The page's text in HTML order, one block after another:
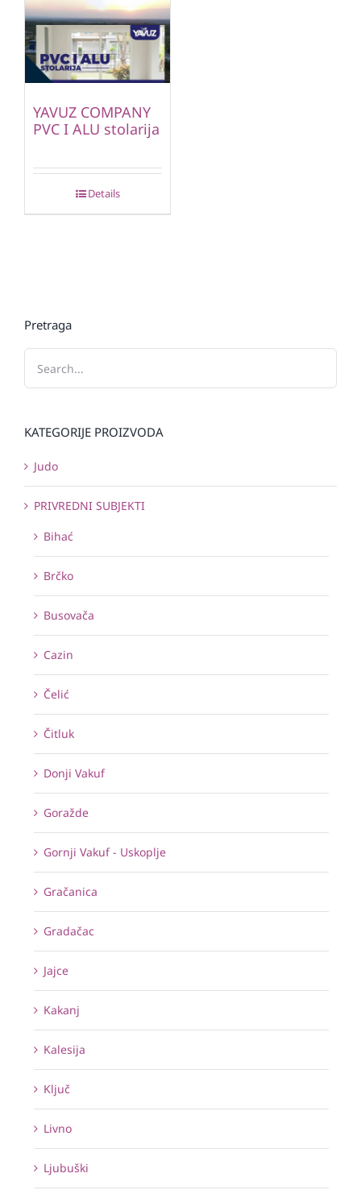
YAVUZ COMPANY
PVC I ALU stolarija
Details
Pretraga
KATEGORIJE PROIZVODA
Judo
PRIVREDNI SUBJEKTI
Bihać
Brčko
Busovača
Cazin
Čelić
Čitluk
Donji Vakuf
Goražde
Gornji Vakuf - Uskoplje
Gračanica
Gradačac
Jajce
Kakanj
Kalesija
Ključ
Livno
Ljubuški